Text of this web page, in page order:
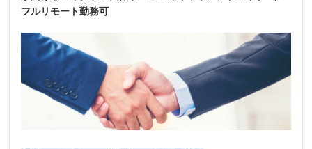
フルリモート勤務可